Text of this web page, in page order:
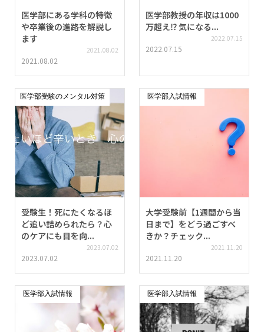
医学部にある学科の特徴
や卒業後の進路を解説し
ます
2021.08.02
2021.08.02
医学部教授の年収は1000
万超え⁉︎ 気になる...
2022.07.15
2022.07.15
医学部受験のメンタル対策
受験生！死にたくなるほ
ど追い詰められたら？心
のケアにも目を向...
2023.07.02
2023.07.02
医学部入試情報
大学受験前【1週間から当
日まで】をどう過ごすべ
きか？チェック...
2021.11.20
2021.11.20
医学部入試情報 医学部入試情報